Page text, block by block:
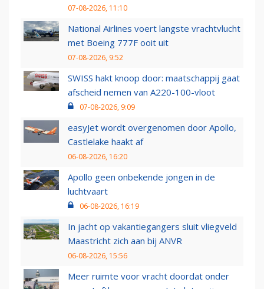
07-08-2026, 11:10
National Airlines voert langste vrachtvlucht
met Boeing 777F ooit uit
07-08-2026, 9:52
SWISS hakt knoop door: maatschappij gaat
afscheid nemen van A220-100-vloot
07-08-2026, 9:09
easyJet wordt overgenomen door Apollo,
Castlelake haakt af
06-08-2026, 16:20
Apollo geen onbekende jongen in de
luchtvaart
06-08-2026, 16:19
In jacht op vakantiegangers sluit vliegveld
Maastricht zich aan bij ANVR
06-08-2026, 15:56
Meer ruimte voor vracht doordat onder